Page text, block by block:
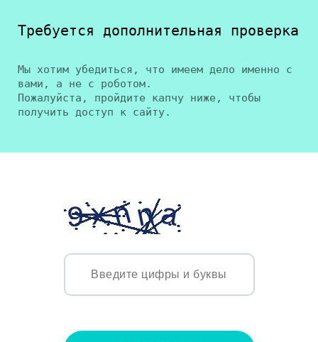
Требуется дополнительная проверка
Мы хотим убедиться, что имеем дело именно с
вами, а не с роботом.
Пожалуйста, пройдите капчу ниже, чтобы
получить доступ к сайту.